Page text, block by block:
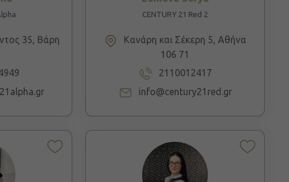
35, Βάρη
CENTURY 21 Red 2
Κανάρη και Σέκερη 5, Αθήνα
106 71
2110012417
info@century21red.gr